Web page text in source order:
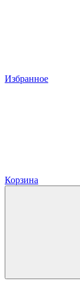
Избранное
Корзина